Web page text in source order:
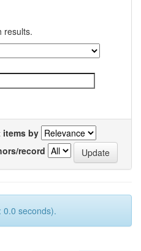
results.
items by
record
0.0 seconds).